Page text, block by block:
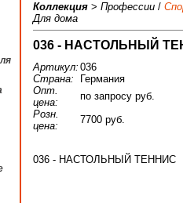
Коллекция > Профессии /
Для дома
036 - НАСТОЛЬНЫЙ
Артикул: 036
Страна:
Германия
Опт.
цена:
по запросу руб.
Розн.
цена:
7700 руб.
036 - НАСТОЛЬНЫЙ ТЕННИС